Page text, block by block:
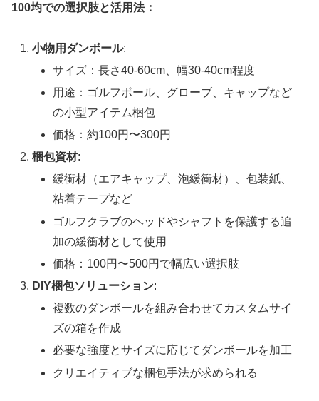
100均での選択肢と活用法：
小物用ダンボール:
サイズ：長さ40-60cm、幅30-40cm程度
用途：ゴルフボール、グローブ、キャップなど
の小型アイテム梱包
価格：約100円〜300円
梱包資材:
緩衝材（エアキャップ、泡緩衝材）、包装紙、
粘着テープなど
ゴルフクラブのヘッドやシャフトを保護する追
加の緩衝材として使用
価格：100円〜500円で幅広い選択肢
DIY梱包ソリューション:
複数のダンボールを組み合わせてカスタムサイ
ズの箱を作成
必要な強度とサイズに応じてダンボールを加工
クリエイティブな梱包手法が求められる